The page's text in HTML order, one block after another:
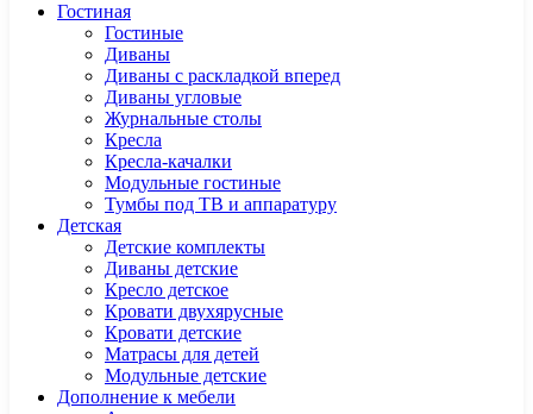
Гостиная
Гостиные
Диваны
Диваны с раскладкой вперед
Диваны угловые
Журнальные столы
Кресла
Кресла-качалки
Модульные гостиные
Тумбы под ТВ и аппаратуру
Детская
Детские комплекты
Диваны детские
Кресло детское
Кровати двухярусные
Кровати детские
Матрасы для детей
Модульные детские
Дополнение к мебели